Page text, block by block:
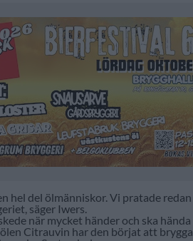
hel del ölmänniskor. Vi pratade
säger Iwers.
när mycket händer och ska
Citrauvin har den börjat att